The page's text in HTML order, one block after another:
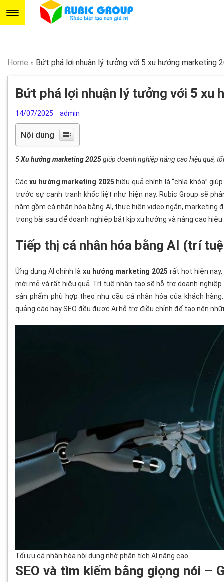
Home » Bứt phá lợi nhuận lý tưởng với 5 xu hướng marketing
Bứt phá lợi nhuận lý tưởng với 5 xu
14/07/2025 admin
Nội dung
5Xu hướng marketing 2025giúp doanh nghiệp nâng cao hiệu quả,
Cácxu hướng marketing 2025 hiệu quả chính là “chìa khóa”
trước sự cạnh tranh khốc liệt như hiện nay. Rubic Group sẽ
năm gồm cá nhân hóa bằng AI, thực hiện video ngắn, marketing
trong bài sau để doanh nghiệp bắt kịp xu hướng và nâng cao
Tiếp thị cá nhân hóa bằng AI (trí
Ứng dụng AI chính là xu hướng marketing 2025rất hot hiện
mới mẻ và rất hiệu quả. Trí tuệ nhân tạo sẽ hỗ trợ doanh
sản phẩm phù hợp theo nhu cầu cá nhân hóa của khách
quảng cáo hay SEO đều được Ai hỗ trợ điều chỉnh để tạo nên
Tối ưu cá nhân hóa nội dung nhờ phân tích AI nâng cao
SEO và tìm kiếm bằng giọng nói –